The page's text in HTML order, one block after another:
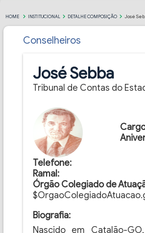
HOME INSTITUCIONAL DETALHE COMPOSIÇÃO José
Conselheiros
José Sebba
Tribunal de Contas do
Telefone:
Ramal:
Órgão Colegiado de
Biografia:
Nascido em Catalão-